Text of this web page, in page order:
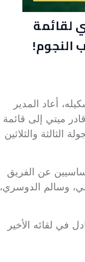
لقائمة
النجوم!
أعاد المدير
ميتي إلى قائمة
الثالثة والثلاثين
عن الفريق
وسالم الدوسري،
في لقائه الأخير